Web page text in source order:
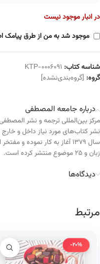
در انبار موجود نیست
موجود شد به من از طرق پیامک
شناسه کتاب: KTP-0006091
گروه: [گروه‌بندی‌نشده]
درباره جامعه المصطفی
مرکز بین‌المللی ترجمه و نشر
نشر کتاب‌های مورد نیاز داخل و خارج
زبان و ۲۵ موضوع منتشر کرده است.
دیدگاه‌ها
مرتبط
-20%